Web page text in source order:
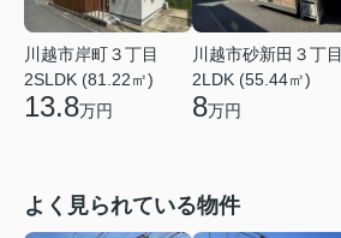
川越市岸町３丁目
2SLDK (81.22㎡)
13.8万円
川越市砂新田３丁目
2LDK (55.44㎡)
8万円
よく見られている物件